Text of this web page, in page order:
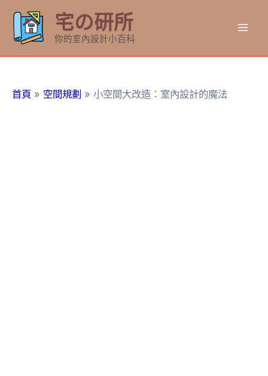
要
宅の研所
你的室內設計小百科
首頁 空間規劃 小空間大改造：室內設計的魔法